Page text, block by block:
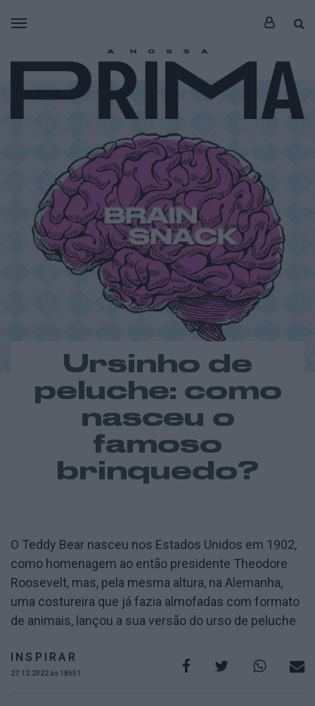
Ursinho de
peluche: como
nasceu o
famoso
brinquedo?
O Teddy Bear nasceu nos Estados Unidos em 1902,
como homenagem ao então presidente Theodore
Roosevelt, mas, pela mesma altura, na Alemanha,
uma costureira que já fazia almofadas com formato
de animais, lançou a sua versão do urso de peluche
INSPIRAR
27.12.2022 às 18h51